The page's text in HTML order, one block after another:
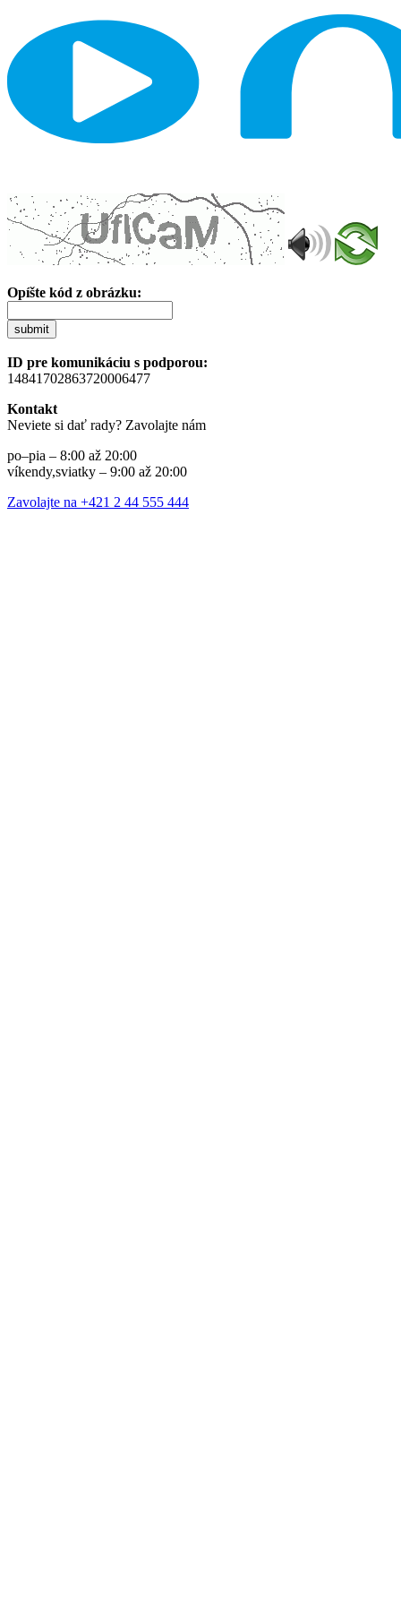
Opíšte kód z obrázku:
submit
ID pre komunikáciu s podporou:
14841702863720006477
Kontakt
Neviete si dať rady? Zavolajte nám
po–pia – 8:00 až 20:00
víkendy,sviatky – 9:00 až 20:00
Zavolajte na +421 2 44 555 444